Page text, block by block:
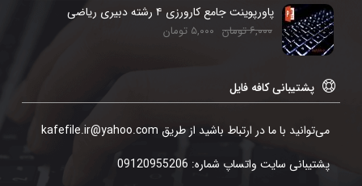
پاورپوینت جامع کارورزی ۴ رشته دبیری ریاضی
۶,۰۰۰تومان ۵,۰۰۰ تومان
پشتیبانی کافه فایل
می‌توانید با ما در ارتباط باشید از طریق kafefile.ir@yahoo.com
پشتیبانی سایت واتساپ شماره: 09120955206